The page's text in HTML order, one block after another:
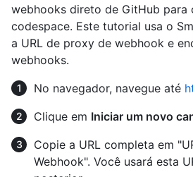
webhooks direto de GitHub para
codespace. Este tutorial usa o
a URL de proxy de webhook e
webhooks.
No navegador, navegue até
Clique em Iniciar um novo
Copie a URL completa em
Webhook". Você usará esta